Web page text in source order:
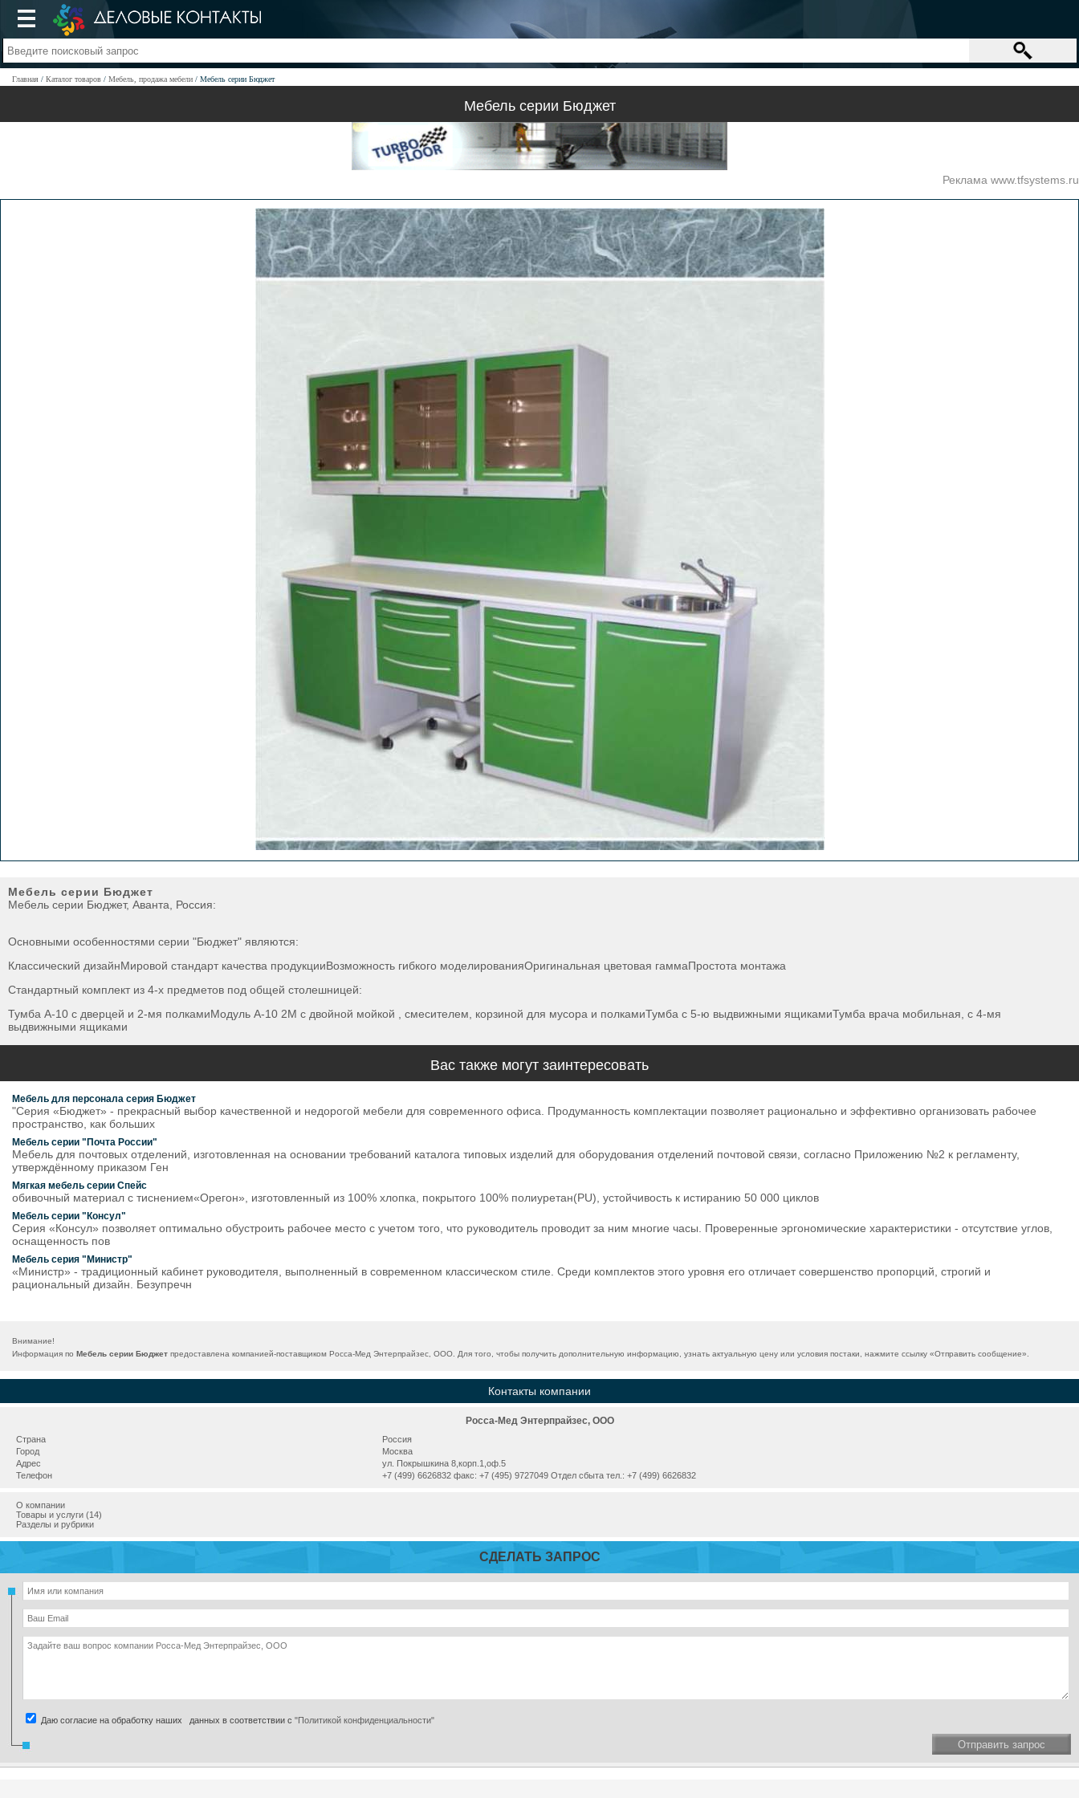
Главная Каталог товаров Мебель, продажа мебели Мебель серии Бюджет
Мебель серии Бюджет
Реклама www.tfsystems.ru
Мебель серии Бюджет
Мебель серии Бюджет, Аванта, Россия:
Основными особенностями серии "Бюджет" являются:
Классический дизайнМировой стандарт качества продукцииВозможность гибкого моделированияОригинальная цветовая гаммаПростота монтажа
Стандартный комплект из 4-х предметов под общей столешницей:
Тумба А-10 с дверцей и 2-мя полкамиМодуль А-10 2М с двойной мойкой , смесителем, корзиной для мусора и полкамиТумба с 5-ю выдвижными ящикамиТумба врача мобильная, с 4-мя
выдвижными ящиками
Вас также могут заинтересовать
Мебель для персонала серия Бюджет
"Серия «Бюджет» - прекрасный выбор качественной и недорогой мебели для современного офиса. Продуманность комплектации позволяет рационально и эффективно организовать рабочее
пространство, как больших
Мебель серии "Почта России"
Мебель для почтовых отделений, изготовленная на основании требований каталога типовых изделий для оборудования отделений почтовой связи, согласно Приложению №2 к регламенту,
утверждённому приказом Ген
Мягкая мебель серии Спейс
обивочный материал c тиснением«Орегон», изготовленный из 100% хлопка, покрытого 100% полиуретан(PU), устойчивость к истиранию 50 000 циклов
Мебель серии "Консул"
Серия «Консул» позволяет оптимально обустроить рабочее место с учетом того, что руководитель проводит за ним многие часы. Проверенные эргономические характеристики - отсутствие углов,
оснащенность пов
Мебель серия "Министр"
«Министр» - традиционный кабинет руководителя, выполненный в современном классическом стиле. Среди комплектов этого уровня его отличает совершенство пропорций, строгий и
рациональный дизайн. Безупречн
Внимание!
Информация по Мебель серии Бюджет предоставлена компанией-поставщиком Росса-Мед Энтерпрайзес, ООО. Для того, чтобы получить дополнительную информацию, узнать актуальную цену или условия постаки, нажмите ссылку «Отправить сообщение».
Контакты компании
Росса-Мед Энтерпрайзес, ООО
Страна
Россия
Город
Москва
Адрес
ул. Покрышкина 8,корп.1,оф.5
Телефон
+7 (499) 6626832 факс: +7 (495) 9727049 Отдел сбыта тел.: +7 (499) 6626832
О компании
Товары и услуги (14)
Разделы и рубрики
СДЕЛАТЬ ЗАПРОС
Даю согласие на обработку наших данных в соответствии с "Политикой конфиденциальности"
Отправить запрос